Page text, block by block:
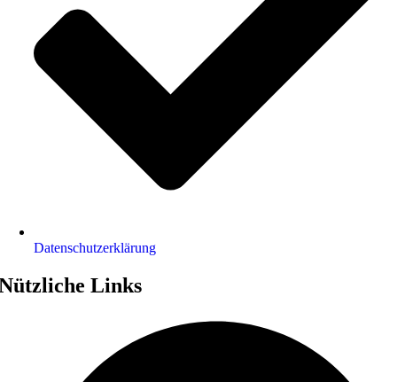
Datenschutz­erklärung
Links